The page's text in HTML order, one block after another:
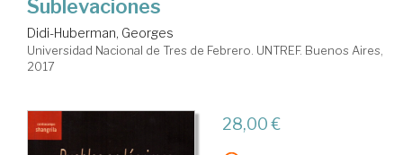
Sublevaciones
Didi-Huberman, Georges
Universidad Nacional de Tres de Febrero. UNTREF. Buenos Aires,
2017
28,00 €